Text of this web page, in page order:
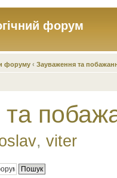
форум
форуму ‹ Зауваження та
, viter